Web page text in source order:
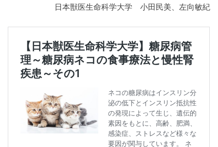
日本獣医生命科学大学 小田民美、左向敏紀